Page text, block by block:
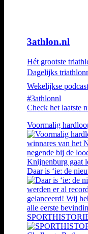
3athlon.nl
Hét grootste
Dagelijks
Wekelijkse
#3athlonnl
Check het laatste
Voormalig
Daar is ‘ie: de